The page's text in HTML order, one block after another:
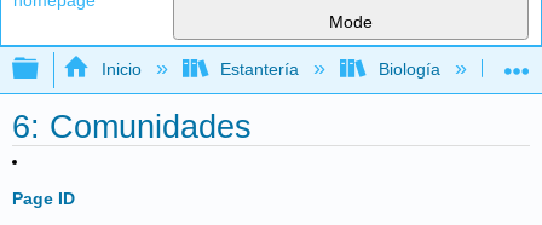
Mode
Expandir/contraer jerarquía global
Inicio Estantería Biología
6: Comunidades
Page ID